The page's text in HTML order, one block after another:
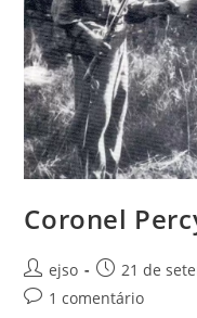
Coronel
Autor
do
ejso
Post
publicado:
21 de
Comentários
1 comentário